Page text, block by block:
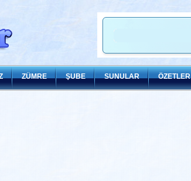
ZÜMRE ŞUBE SUNULAR ÖZETLER